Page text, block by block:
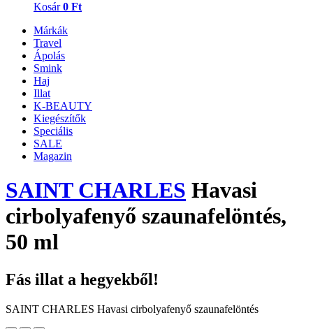
Kosár 0 Ft
Márkák
Travel
Ápolás
Smink
Haj
Illat
K-BEAUTY
Kiegészítők
Speciális
SALE
Magazin
SAINT CHARLES Havasi
cirbolyafenyő szaunafelöntés,
50 ml
Fás illat a hegyekből!
SAINT CHARLES Havasi cirbolyafenyő szaunafelöntés